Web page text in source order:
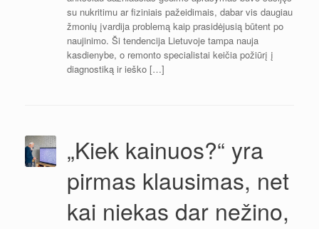
su nukritimu ar fiziniais pažeidimais, dabar vis daugiau
žmonių įvardija problemą kaip prasidėjusią būtent po
naujinimo. Ši tendencija Lietuvoje tampa nauja
kasdienybe, o remonto specialistai keičia požiūrį į
diagnostiką ir ieško […]
„Kiek kainuos?“ yra
pirmas klausimas, net
kai niekas dar nežino,